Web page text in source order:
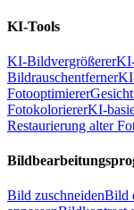
KI-Tools
KI-Bildvergrößerer
Bildrauschentferner
Fotooptimierer
FotokoloriererKI-
Restaurierung alter
Bild zuschneidenBild